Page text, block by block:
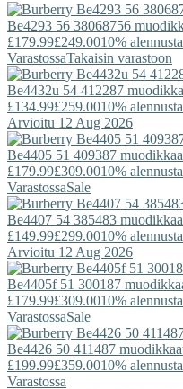
Be4293 56 38068756
£179.99£249.0010%
VarastossaTakaisin varastoon
Be4432u 54 412287
£134.99£259.0010%
Arvioitu 12 Aug 2026
Be4405 51 409387
£179.99£309.0010%
VarastossaSale
Be4407 54 385483
£149.99£299.0010%
Arvioitu 12 Aug 2026
Be4405f 51 300187
£179.99£309.0010%
VarastossaSale
Be4426 50 411487
£199.99£359.0010%
Varastossa